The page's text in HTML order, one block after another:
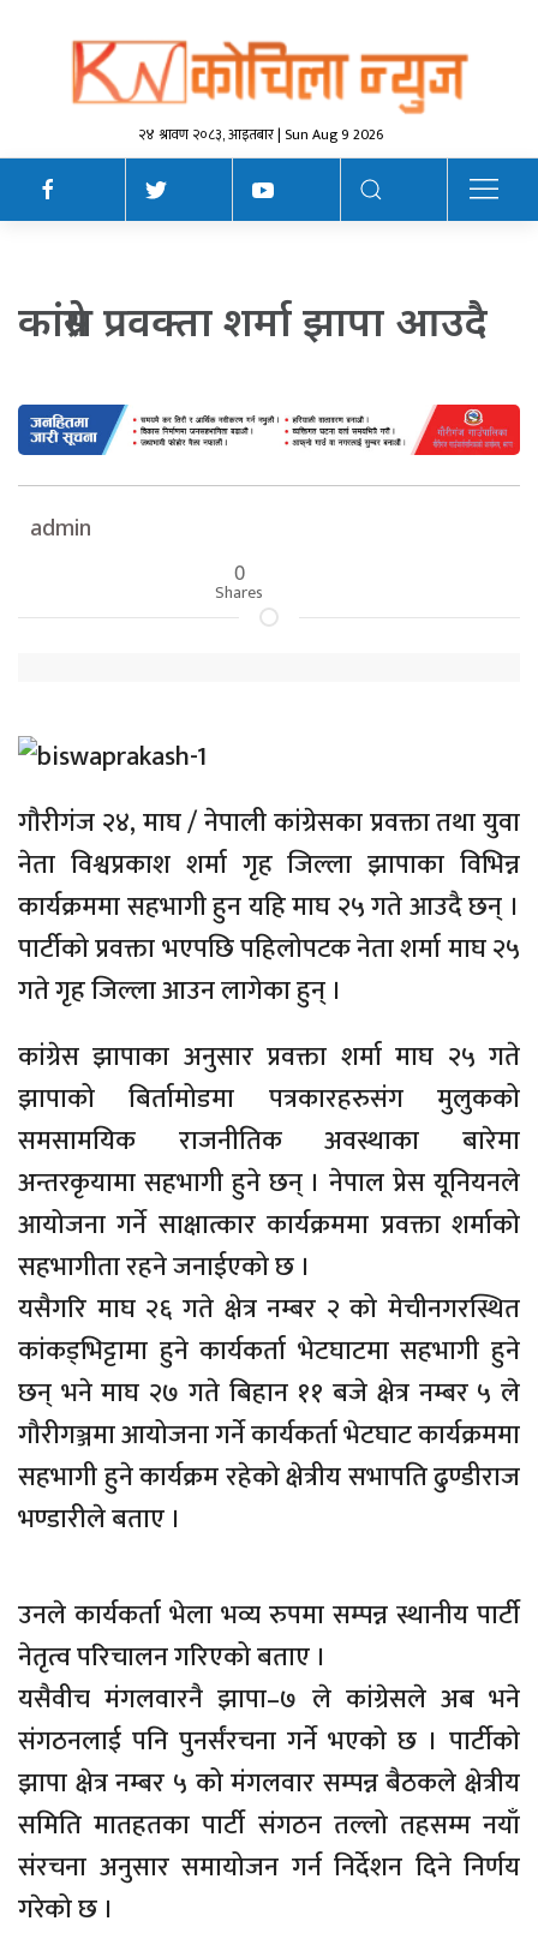
२४ श्रावण २०८३, आइतबार | Sun Aug 9 2026
कांग्रेस प्रवक्ता शर्मा झापा आउदै
admin
0
Shares
गौरीगंज २४, माघ / नेपाली कांग्रेसका प्रवक्ता तथा युवा
नेता विश्वप्रकाश शर्मा गृह जिल्ला झापाका विभिन्न
कार्यक्रममा सहभागी हुन यहि माघ २५ गते आउदै छन् ।
पार्टीको प्रवक्ता भएपछि पहिलोपटक नेता शर्मा माघ २५
गते गृह जिल्ला आउन लागेका हुन् ।
कांग्रेस झापाका अनुसार प्रवक्ता शर्मा माघ २५ गते
झापाको बिर्तामोडमा पत्रकारहरुसंग मुलुकको
समसामयिक राजनीतिक अवस्थाका बारेमा
अन्तरकृयामा सहभागी हुने छन् । नेपाल प्रेस यूनियनले
आयोजना गर्ने साक्षात्कार कार्यक्रममा प्रवक्ता शर्माको
सहभागीता रहने जनाईएको छ ।
यसैगरि माघ २६ गते क्षेत्र नम्बर २ को मेचीनगरस्थित
कांकड्भिट्टामा हुने कार्यकर्ता भेटघाटमा सहभागी हुने
छन् भने माघ २७ गते बिहान ११ बजे क्षेत्र नम्बर ५ ले
गौरीगञ्जमा आयोजना गर्ने कार्यकर्ता भेटघाट कार्यक्रममा
सहभागी हुने कार्यक्रम रहेको क्षेत्रीय सभापति ढुण्डीराज
भण्डारीले बताए ।
उनले कार्यकर्ता भेला भव्य रुपमा सम्पन्न स्थानीय पार्टी
नेतृत्व परिचालन गरिएको बताए ।
यसैवीच मंगलवारनै झापा–७ ले कांग्रेसले अब भने
संगठनलाई पनि पुनर्संरचना गर्ने भएको छ । पार्टीको
झापा क्षेत्र नम्बर ५ को मंगलवार सम्पन्न बैठकले क्षेत्रीय
समिति मातहतका पार्टी संगठन तल्लो तहसम्म नयाँ
संरचना अनुसार समायोजन गर्न निर्देशन दिने निर्णय
गरेको छ ।